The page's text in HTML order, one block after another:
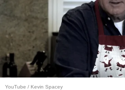
YouTube / Kevin Spacey